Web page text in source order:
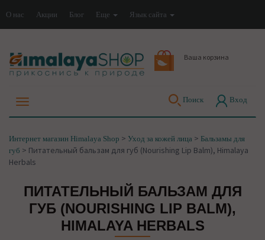
О нас Акции Блог Еще Язык сайта
Ваша корзина
Поиск Вход
Интернет магазин Himalaya Shop > Уход за кожей лица > Бальзамы для
губ > Питательный бальзам для губ (Nourishing Lip Balm), Himalaya
Herbals
ПИТАТЕЛЬНЫЙ БАЛЬЗАМ ДЛЯ
ГУБ (NOURISHING LIP BALM),
HIMALAYA HERBALS